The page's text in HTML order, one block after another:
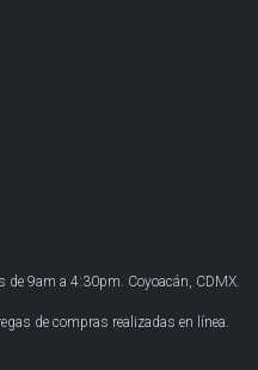
de 9am a 4:30pm. Coyoacán, CDMX.
de compras realizadas en línea.